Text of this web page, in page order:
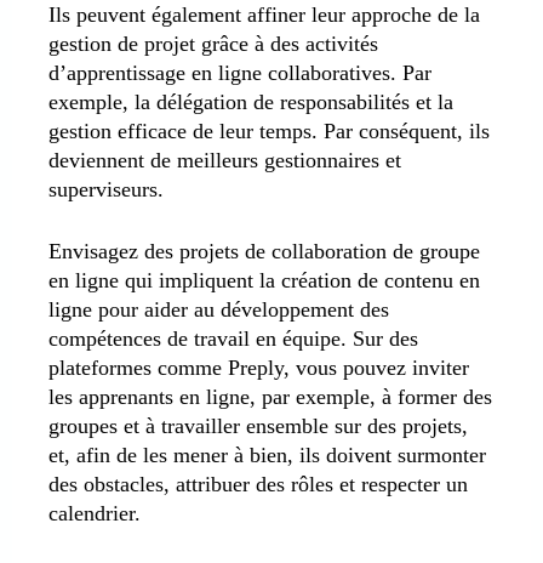
Ils peuvent également affiner leur approche de la
gestion de projet grâce à des activités
d’apprentissage en ligne collaboratives. Par
exemple, la délégation de responsabilités et la
gestion efficace de leur temps. Par conséquent, ils
deviennent de meilleurs gestionnaires et
superviseurs.
Envisagez des projets de collaboration de groupe
en ligne qui impliquent la création de contenu en
ligne pour aider au développement des
compétences de travail en équipe. Sur des
plateformes comme Preply, vous pouvez inviter
les apprenants en ligne, par exemple, à former des
groupes et à travailler ensemble sur des projets,
et, afin de les mener à bien, ils doivent surmonter
des obstacles, attribuer des rôles et respecter un
calendrier.